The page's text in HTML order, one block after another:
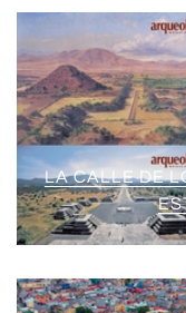
LA CALLE DE